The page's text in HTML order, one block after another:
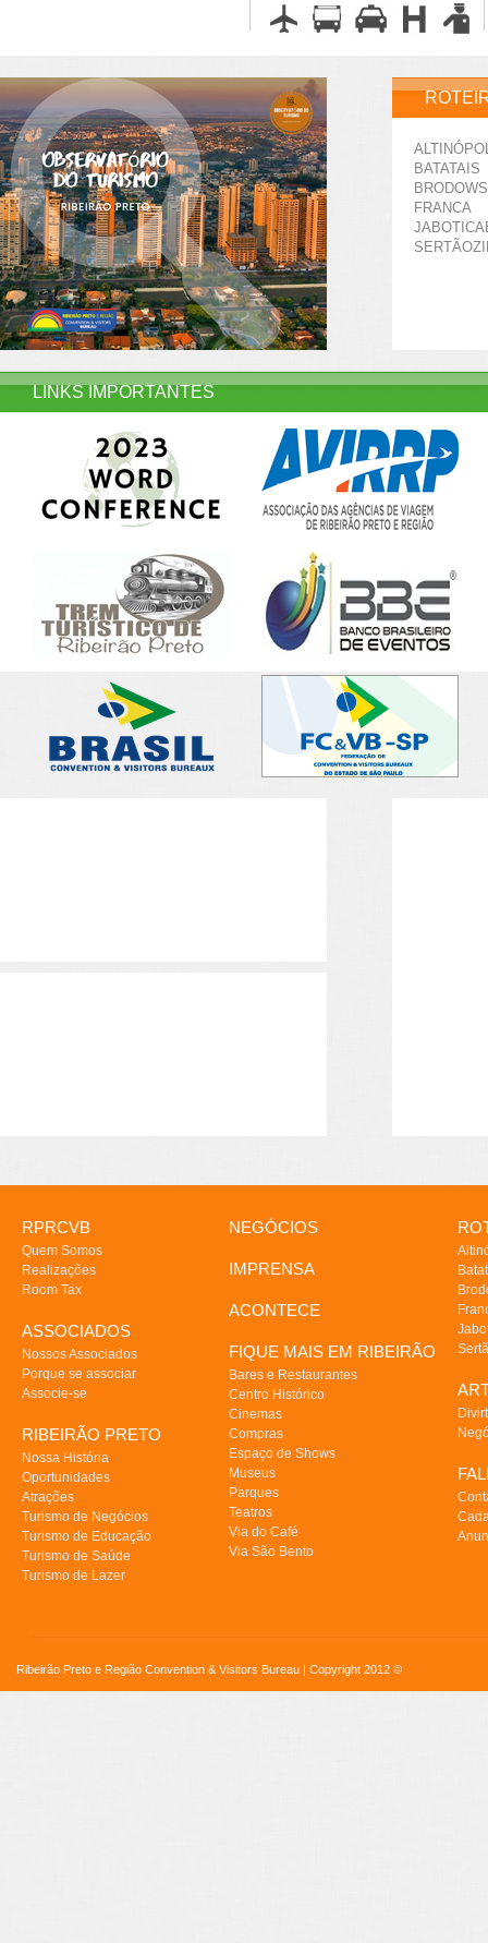
BATATAIS
FRANCA
LINKS IMPORTANTES
RPRCVB
Quem Somos
Realizações
Room Tax
ASSOCIADOS
Nossos Associados
Porque se associar
Associe-se
RIBEIRÃO PRETO
Nossa História
Oportunidades
Atrações
Turismo de Negócios
Turismo de Educação
Turismo de Saúde
Turismo de Lazer
NEGÓCIOS
IMPRENSA
ACONTECE
FIQUE MAIS EM RIBEIRÃO
Bares e Restaurantes
Centro Histórico
Cinemas
Compras
Espaço de Shows
Museus
Parques
Teatros
Via do Café
Via São Bento
Ribeirão Preto e Região Convention & Visitors Bureau | Copyright 2012 ©